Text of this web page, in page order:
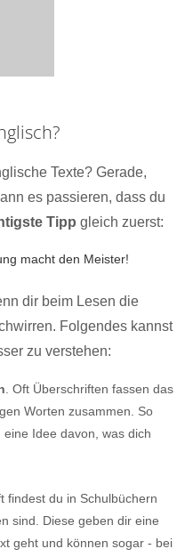
Texte? Gerade,
es passieren, dass du
Tipp gleich zuerst:
macht den Meister!
dir beim Lesen die
Folgendes kannst
zu verstehen:
. Oft Überschriften fassen das
Worten zusammen. So
Idee davon, was dich
findest du in Schulbüchern
sind. Diese geben dir eine
geht und können sogar - bei